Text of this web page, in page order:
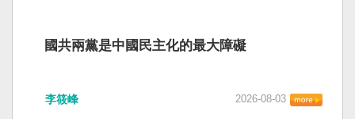
國共兩黨是中國民主化的最大障礙
李筱峰 2026-08-03